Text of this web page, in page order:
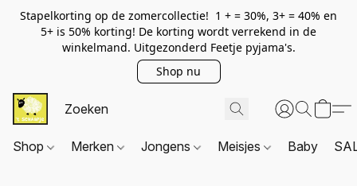
Stapelkorting op de zomercollectie! 1 + = 30%, 3+ = 40% en
5+ is 50% korting! De korting wordt verrekend in de
winkelmand. Uitgezonderd Feetje pyjama's.
Shop nu
Shop Merken Jongens Meisjes Baby